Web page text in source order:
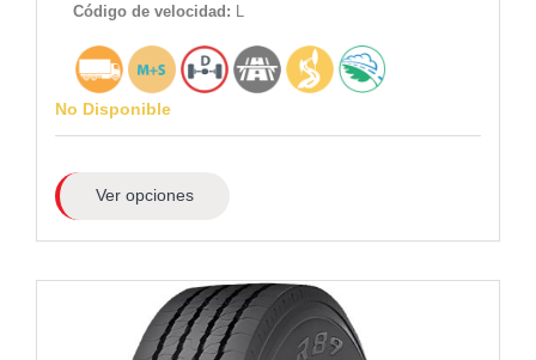
Código de velocidad: L
No Disponible
Ver opciones